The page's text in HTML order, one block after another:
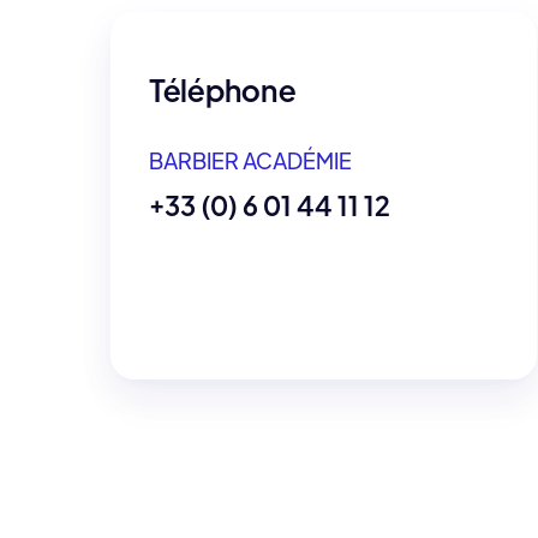
Téléphone
BARBIER ACADÉMIE
+33 (0) 6 01 44 11 12